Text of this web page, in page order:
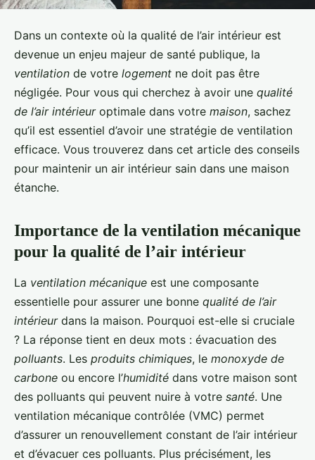
Dans un contexte où la qualité de l’air intérieur est
devenue un enjeu majeur de santé publique, la
ventilation de votre logement ne doit pas être
négligée. Pour vous qui cherchez à avoir une qualité
de l’air intérieuroptimale dans votre maison, sachez
qu’il est essentiel d’avoir une stratégie de ventilation
efficace. Vous trouverez dans cet article des conseils
pour maintenir un air intérieur sain dans une maison
étanche.
Importance de la ventilation mécanique
pour la qualité de l’air intérieur
La ventilation mécanique est une composante
essentielle pour assurer une bonne qualité de l’air
intérieurdans la maison. Pourquoi est-elle si cruciale
? La réponse tient en deux mots : évacuation des
polluants. Les produits chimiques, le monoxyde de
carbone ou encore l’humidité dans votre maison sont
des polluants qui peuvent nuire à votre santé. Une
ventilation mécanique contrôlée (VMC) permet
d’assurer un renouvellement constant de l’air intérieur
et d’évacuer ces polluants. Plus précisément, les